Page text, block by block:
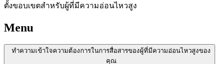
ตั้งขอบเขตสำหรับผู้ที่มีความอ่อนไหวสูง
Menu
ทำความเข้าใจความต้องการในการสื่อสารของผู้ที่มีความอ่อนไหวสูงของ
คุณ